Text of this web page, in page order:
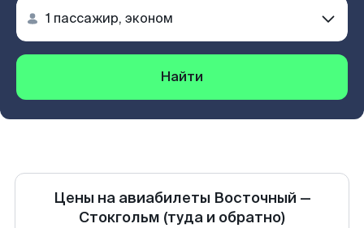
Найти
Цены на авиабилеты Восточный —
Стокгольм (туда и обратно)